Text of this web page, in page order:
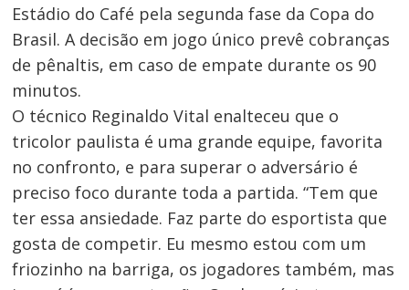
Estádio do Café pela segunda fase da Copa do
Brasil. A decisão em jogo único prevê cobranças
de pênaltis, em caso de empate durante os 90
minutos.
O técnico Reginaldo Vital enalteceu que o
tricolor paulista é uma grande equipe, favorita
no confronto, e para superar o adversário é
preciso foco durante toda a partida. “Tem que
ter essa ansiedade. Faz parte do esportista que
gosta de competir. Eu mesmo estou com um
friozinho na barriga, os jogadores também, mas